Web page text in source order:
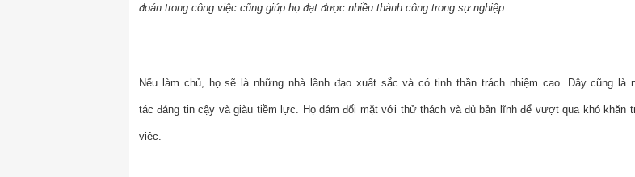
đoán trong công việc cũng giúp họ đạt được nhiều thành công trong sự nghiệp.
Nếu làm chủ, họ sẽ là những nhà lãnh đạo xuất sắc và có tinh thần trách nhiệm cao. Đây cũng là
tác đáng tin cậy và giàu tiềm lực. Họ dám đối mặt với thử thách và đủ bản lĩnh để vượt qua khó khăn
việc.